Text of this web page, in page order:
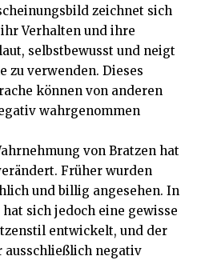
zeichnet sich
Verhalten und ihre
selbstbewusst und neigt
zu verwenden. Dieses
können von anderen
wahrgenommen
von Bratzen hat
Früher wurden
und billig angesehen. In
sich jedoch eine gewisse
entwickelt, und der
negativ